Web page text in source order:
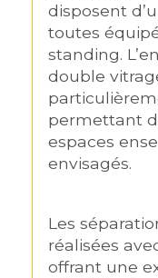
disposent
toutes
standing.
double
permettant
espaces
envisagés.
Les
réalisées
offrant une